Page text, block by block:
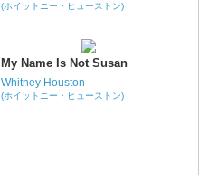
(ホイットニー・ヒューストン)
My Name Is Not Susan
Whitney Houston
(ホイットニー・ヒューストン)